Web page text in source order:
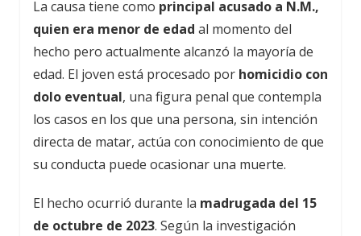
La causa tiene como principal acusado a N.M.,
quien era menor de edad al momento del
hecho pero actualmente alcanzó la mayoría de
edad. El joven está procesado por homicidio con
dolo eventual, una figura penal que contempla
los casos en los que una persona, sin intención
directa de matar, actúa con conocimiento de que
su conducta puede ocasionar una muerte.
El hecho ocurrió durante la madrugada del 15
de octubre de 2023. Según la investigación